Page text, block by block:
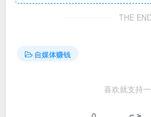
THE
自媒体赚钱
喜欢就支持